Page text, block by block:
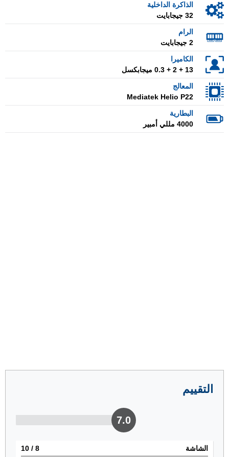
الذاكرة الداخلية
32 جيجابايت
الرام
2 جيجابايت
الكاميرا
13 + 2 + 0.3 ميجابكسل
المعالج
Mediatek Helio P22
البطارية
4000 مللي أمبير
التقييم
7.0
الشاشة 8
/ 10